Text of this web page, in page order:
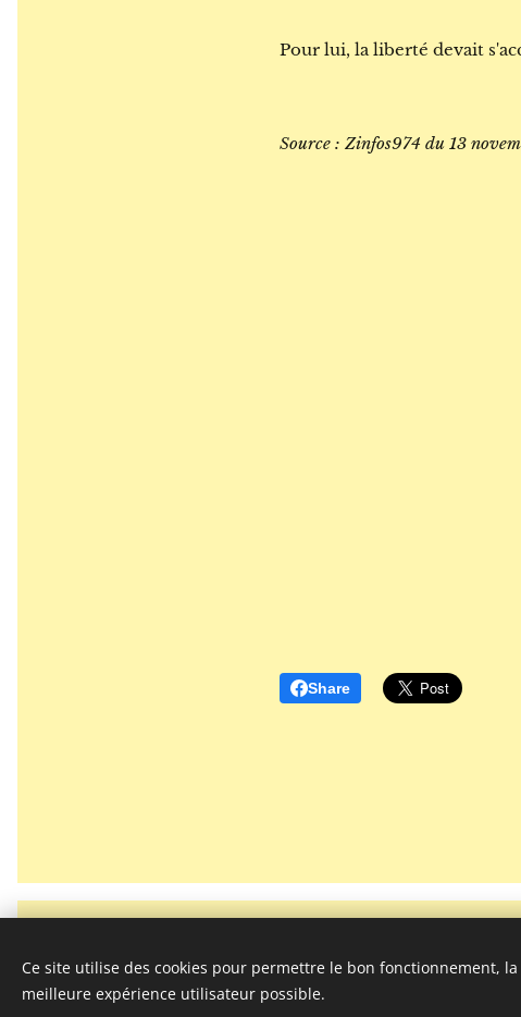
Pour lui, la liberté devait
Source : Zinfos974 du 13
Share
Ce site utilise des cookies pour permettre le bon fonctionnement,
meilleure expérience utilisateur possible.